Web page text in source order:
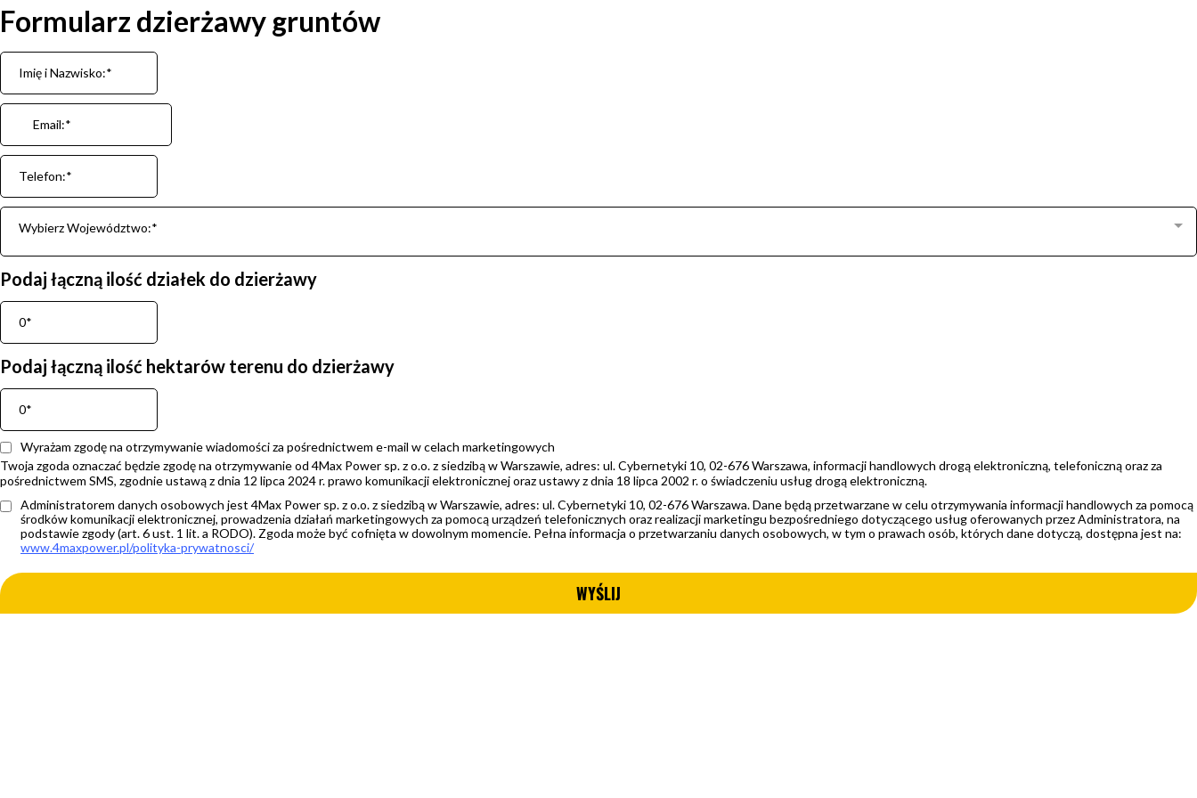
Formularz dzierżawy gruntów
Wybierz Województwo:*
Podaj łączną ilość działek do dzierżawy
Podaj łączną ilość hektarów terenu do dzierżawy
Wyrażam zgodę na otrzymywanie wiadomości za pośrednictwem e-mail w celach marketingowych
Twoja zgoda oznaczać będzie zgodę na otrzymywanie od 4Max Power sp. z o.o. z siedzibą w Warszawie, adres: ul. Cybernetyki 10, 02-676 Warszawa, informacji handlowych drogą elektroniczną, telefoniczną oraz za
pośrednictwem SMS, zgodnie ustawą z dnia 12 lipca 2024 r. prawo komunikacji elektronicznej oraz ustawy z dnia 18 lipca 2002 r. o świadczeniu usług drogą elektroniczną.
Administratorem danych osobowych jest 4Max Power sp. z o.o. z siedzibą w Warszawie, adres: ul. Cybernetyki 10, 02-676 Warszawa. Dane będą przetwarzane w celu otrzymywania informacji handlowych za pomocą
środków komunikacji elektronicznej, prowadzenia działań marketingowych za pomocą urządzeń telefonicznych oraz realizacji marketingu bezpośredniego dotyczącego usług oferowanych przez Administratora, na
podstawie zgody (art. 6 ust. 1 lit. a RODO). Zgoda może być cofnięta w dowolnym momencie. Pełna informacja o przetwarzaniu danych osobowych, w tym o prawach osób, których dane dotyczą, dostępna jest na:
www.4maxpower.pl/polityka-prywatnosci/
WYŚLIJ